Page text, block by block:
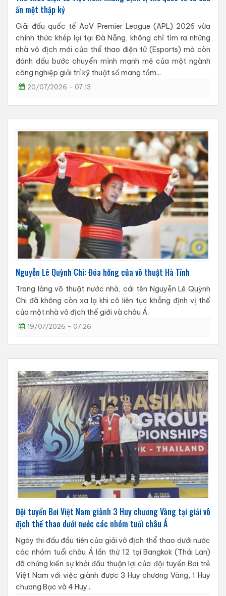
ấn một thập kỷ
Giải đấu quốc tế AoV Premier League (APL) 2026 vừa
chính thức khép lại tại Đà Nẵng, không chỉ tìm ra những
nhà vô địch mới của thể thao điện tử (Esports) mà còn
đánh dấu bước chuyển mình mạnh mẽ của một ngành
công nghiệp giải trí kỹ thuật số mang tầm...
20/07/2026 - 07:13
Nguyễn Lê Quỳnh Chi: Đóa hồng của võ thuật Hà Tĩnh
Trong làng võ thuật nước nhà, cái tên Nguyễn Lê Quỳnh
Chi đã không còn xa lạ khi cô liên tục khẳng định vị thế
của một nhà vô địch thế giới và châu Á.
19/07/2026 - 07:26
​Đội tuyển Bơi Việt Nam giành 3 Huy chương Vàng tại giải vô
địch thể thao dưới nước các nhóm tuổi châu Á
​Ngày thi đấu đầu tiên của giải vô địch thể thao dưới nước
các nhóm tuổi châu Á lần thứ 12 tại Bangkok (Thái Lan)
đã chứng kiến sự khởi đầu thuận lợi của đội tuyển Bơi trẻ
Việt Nam với việc giành được 3 Huy chương Vàng, 1 Huy
chương Bạc và 4 Huy...